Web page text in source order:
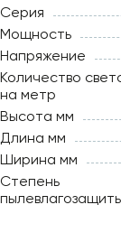
Серия
Мощность
Напряжение
Количество
на метр
Высота мм
Длина мм
Ширина мм
Степень